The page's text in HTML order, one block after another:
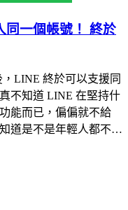
同一個帳號！ 終於
LINE 終於可以支援同
不知道 LINE 在堅持什
能而已，偏偏就不給
道是不是年輕人都不…